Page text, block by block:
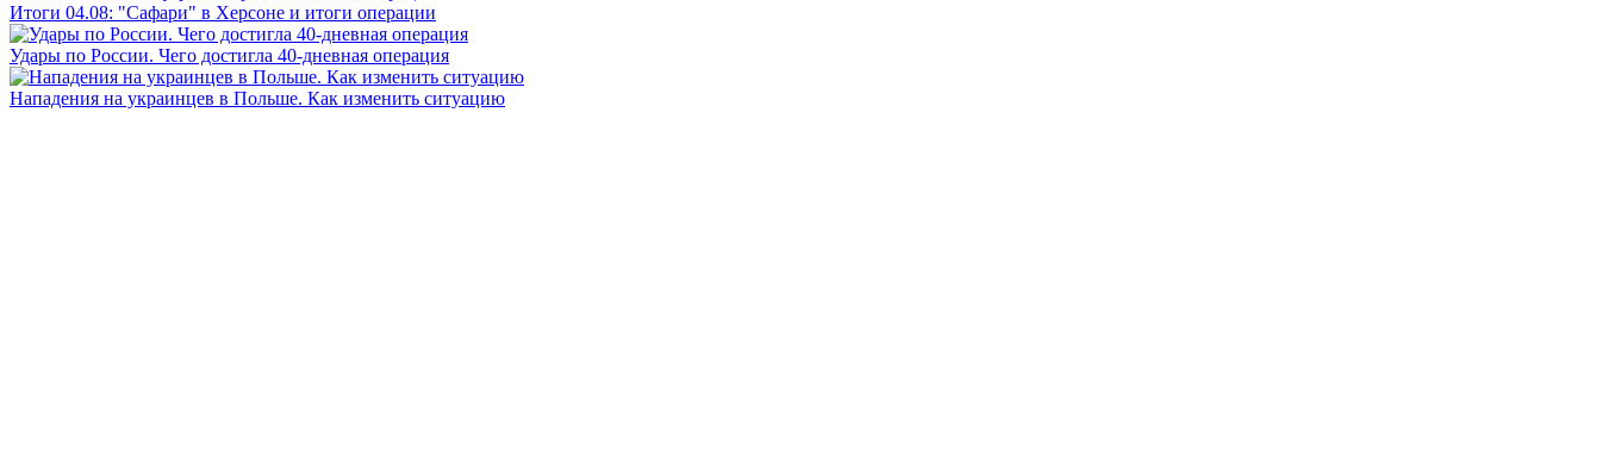
Итоги 04.08: "Сафари" в Херсоне и итоги операции
Удары по России. Чего достигла 40-дневная операция
Нападения на украинцев в Польше. Как изменить ситуацию